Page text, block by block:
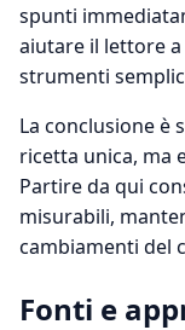
spunti
aiutare il lettore a
strumenti
La conclusione è
ricetta unica, ma
Partire da qui
misurabili,
cambiamenti del
Fonti e